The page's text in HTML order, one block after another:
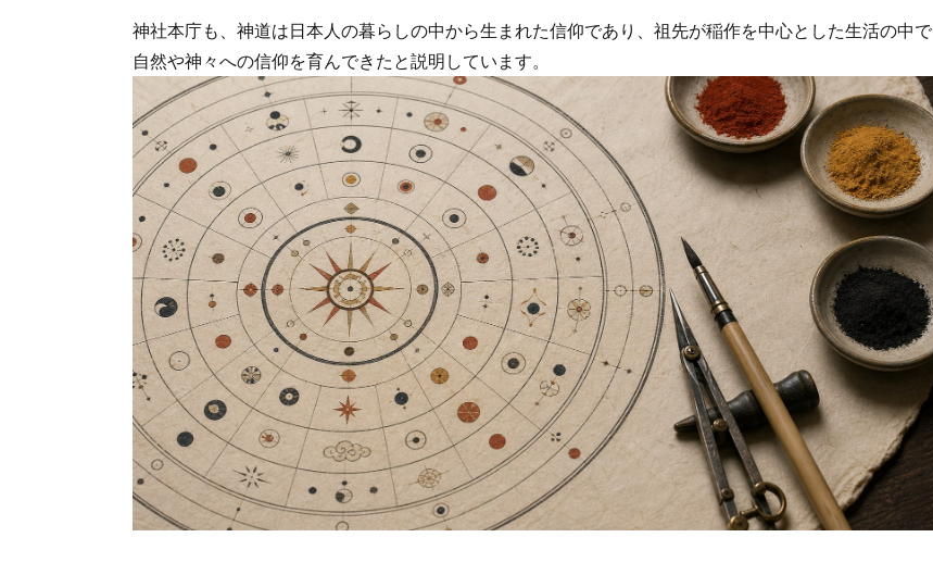
神社本庁も、神道は日本人の暮らしの中から生まれた信仰であり、祖先が稲作を中心とした生活の中で
自然や神々への信仰を育んできたと説明しています。